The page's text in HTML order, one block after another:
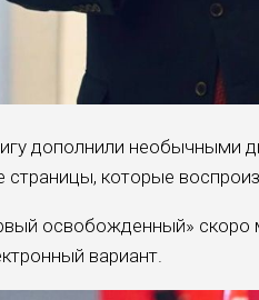
дополнили необычными
страницы, которые
освобожденный» скоро
вариант.